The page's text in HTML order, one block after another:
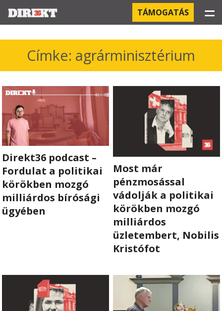
PROJEKTEK
KÓRHÁZI FERTŐZÉSEK
ORBÁN ÉS A GAZDASÁG
KÍNAI NEGYED
OROSZ KAPCSOLATOK
PEGASUS-MEGFIGYELÉSEK
AZ ORBÁN CSALÁD ÜZLETEI
OFFSHORE TITKOK
CSAPAT
TÁMOGATÁS ☰
Címke: agrárminisztérium
Direkt36 podcast –
Fordulat a politikai
körökben mozgó
milliárdos bírósági
ügyében
Most már
pénzmosással
vádolják a politikai
körökben mozgó
milliárdos
üzletembert, Nobilis
Kristófot